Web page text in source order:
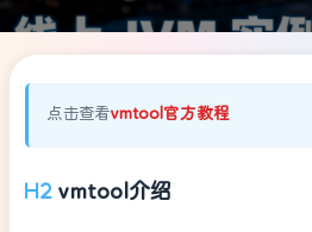
点击查看vmtool官方教程
vmtool介绍